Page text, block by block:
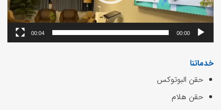
00:00
00:04
خدماتنا
حقن البوتوكس
حقن هلام